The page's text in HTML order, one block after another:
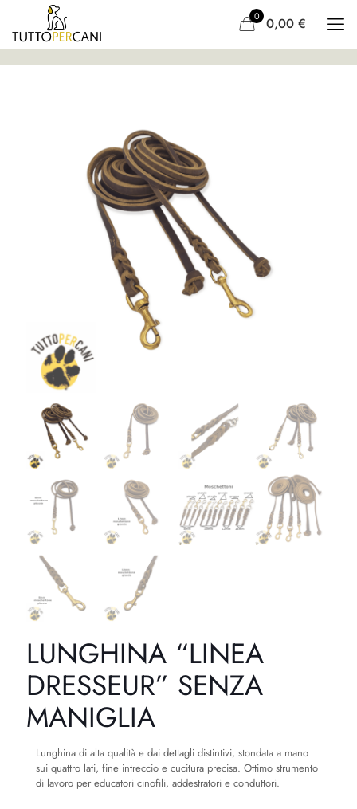
0 0,00 €
LUNGHINA “LINEA
DRESSEUR” SENZA
MANIGLIA
Lunghina di alta qualità e dai dettagli distintivi, stondata a mano
sui quattro lati, fine intreccio e cucitura precisa. Ottimo strumento
di lavoro per educatori cinofili, addestratori e conduttori.